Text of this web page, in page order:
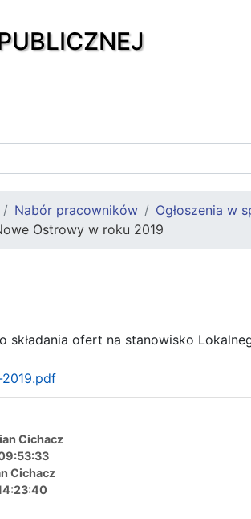
Nabór pracowników Ogłoszenia w
Ostrowy w roku 2019
składania ofert na stanowisko
Cichacz
Cichacz